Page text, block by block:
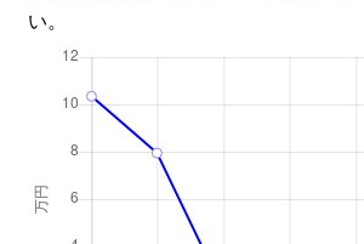
い。